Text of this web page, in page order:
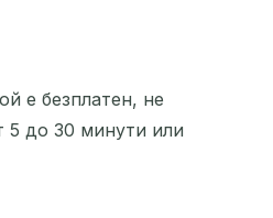
е безплатен, не
5 до 30 минути или